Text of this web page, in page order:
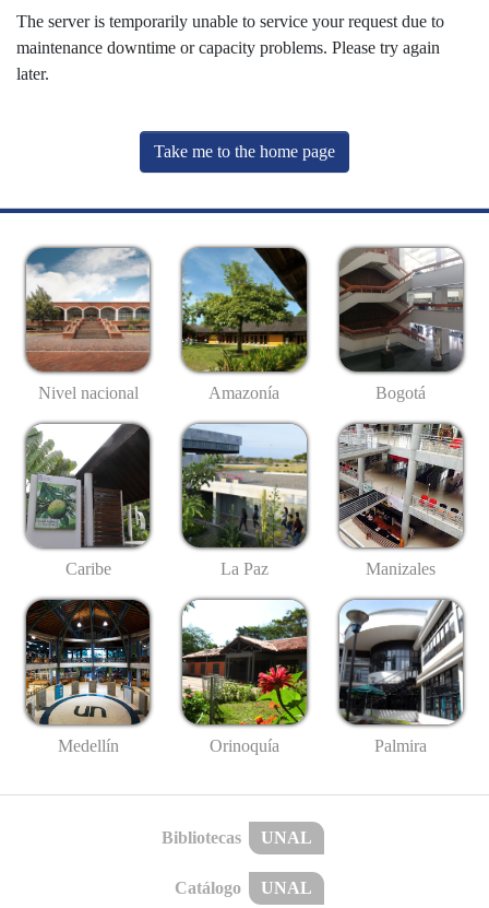
The server is temporarily unable to service your request due to
maintenance downtime or capacity problems. Please try again
later.
Take me to the home page
Nivel nacional Amazonía Bogotá
Caribe La Paz Manizales
Medellín Orinoquía Palmira
Bibliotecas UNAL
Catálogo UNAL